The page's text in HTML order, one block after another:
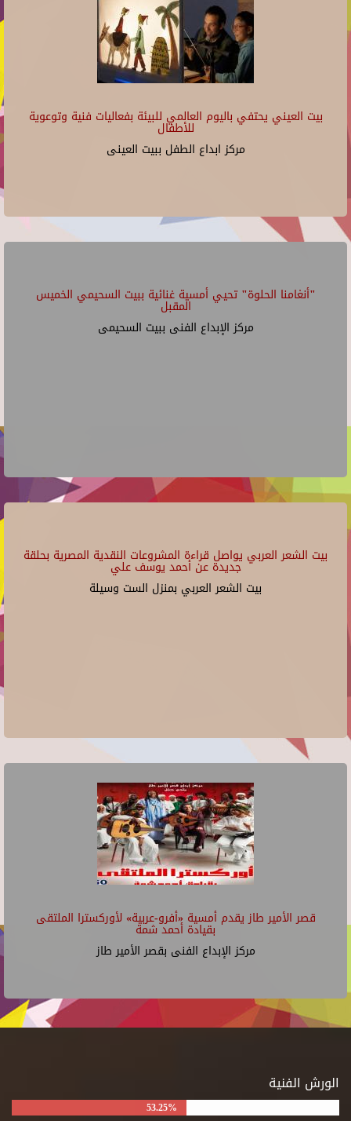
بيت العيني يحتفي باليوم العالمي للبيئة بفعاليات فنية وتوعوية
للأطفال
مركز ابداع الطفل ببيت العينى
"أنغامنا الحلوة" تحيي أمسية غنائية ببيت السحيمي الخميس
المقبل
مركز الإبداع الفنى ببيت السحيمى
بيت الشعر العربي يواصل قراءة المشروعات النقدية المصرية بحلقة
جديدة عن أحمد يوسف علي
بيت الشعر العربي بمنزل الست وسيلة
قصر الأمير طاز يقدم أمسية «أفرو-عربية» لأوركسترا الملتقى
بقيادة أحمد شمة
مركز الإبداع الفنى بقصر الأمير طاز
الورش الفنية
53.25%